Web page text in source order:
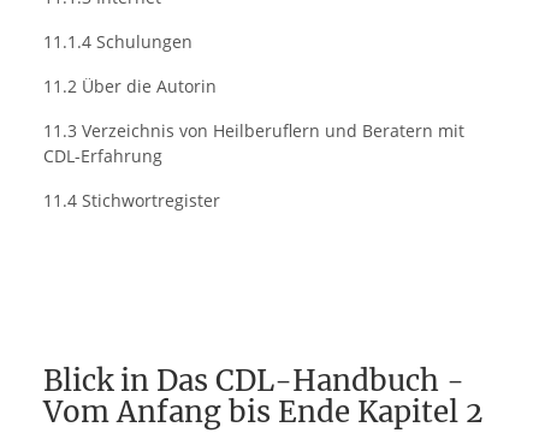
11.1.4 Schulungen
11.2 Über die Autorin
11.3 Verzeichnis von Heilberuflern und Beratern mit
CDL-Erfahrung
11.4 Stichwortregister
Blick in Das CDL-Handbuch -
Vom Anfang bis Ende Kapitel 2